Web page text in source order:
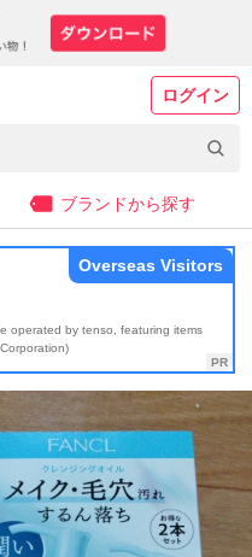
ログイン
ブランドから探す
operated by tenso, featuring items
Overseas Visitors